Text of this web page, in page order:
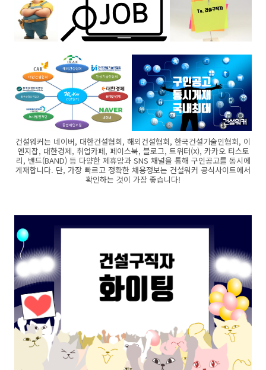
건설워커는 네이버, 대한건설협회, 해외건설협회, 한국건설기술인협회, 이
엔지잡, 대한경제, 취업카페, 페이스북, 블로그, 트위터(X), 카카오 티스토
리, 밴드(BAND) 등 다양한 제휴망과 SNS 채널을 통해 구인공고를 동시에
게재합니다. 단, 가장 빠르고 정확한 채용정보는 건설워커 공식사이트에서
확인하는 것이 가장 좋습니다!